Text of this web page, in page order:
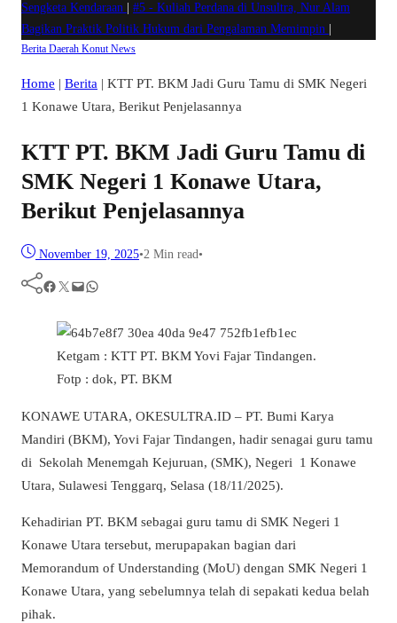
Sengketa Kendaraan
#5 - Kuliah Perdana di Unsultra, Nur Alam
Bagikan Praktik Politik Hukum dari Pengalaman Memimpin
Berita Daerah KonutNews
Home | Berita | KTT PT. BKM Jadi Guru Tamu di SMK Negeri
1 Konawe Utara, Berikut Penjelasannya
KTT PT. BKM Jadi Guru Tamu di
SMK Negeri 1 Konawe Utara,
Berikut Penjelasannya
November 19, 2025•2 Min read•
Facebook Twitter Mail WhatsApp
Ketgam : KTT PT. BKM Yovi Fajar Tindangen.
Fotp : dok, PT. BKM
KONAWE UTARA, OKESULTRA.ID – PT. Bumi Karya
Mandiri (BKM), Yovi Fajar Tindangen, hadir senagai guru tamu
di Sekolah Menemgah Kejuruan, (SMK), Negeri 1 Konawe
Utara, Sulawesi Tenggarq, Selasa (18/11/2025).
Kehadirian PT. BKM sebagai guru tamu di SMK Negeri 1
Konawe Utara tersebut, merupapakan bagian dari
Memorandum of Understanding (MoU) dengan SMK Negeri 1
Konawe Utara, yang sebelumnya telah di sepakati kedua belah
pihak.